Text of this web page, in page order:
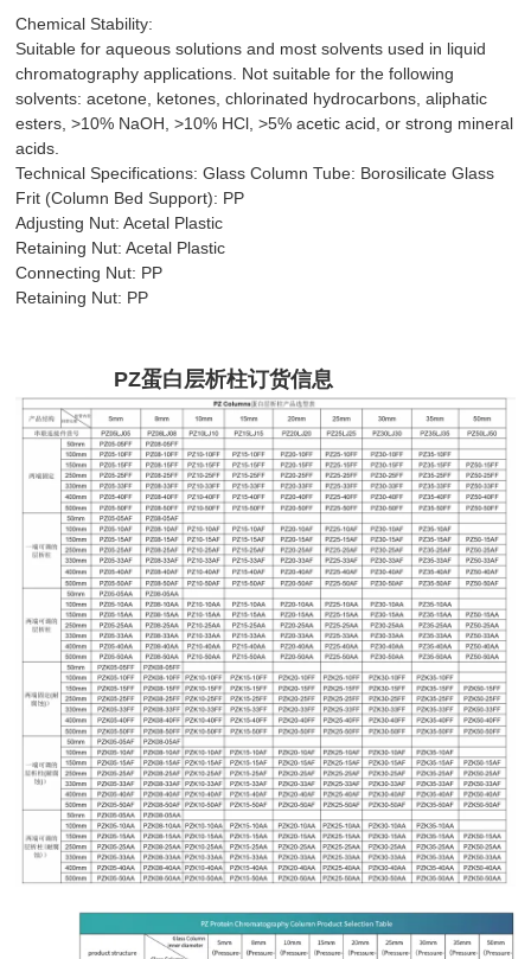
Chemical Stability:
Suitable for aqueous solutions and most solvents used in liquid
chromatography applications. Not suitable for the following
solvents: acetone, ketones, chlorinated hydrocarbons, aliphatic
esters, >10% NaOH, >10% HCl, >5% acetic acid, or strong mineral
acids.
Technical Specifications: Glass Column Tube: Borosilicate Glass
Frit (Column Bed Support): PP
Adjusting Nut: Acetal Plastic
Retaining Nut: Acetal Plastic
Connecting Nut: PP
Retaining Nut: PP
PZ蛋白层析柱订货信息